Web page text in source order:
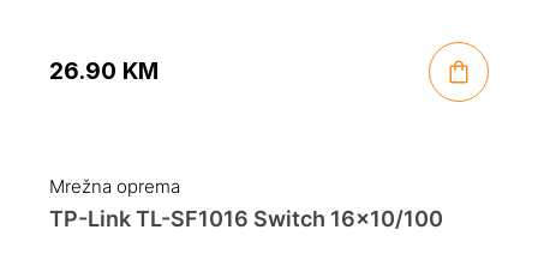
26.90 KM
Mrežna oprema
TP-Link TL-SF1016 Switch 16×10/100